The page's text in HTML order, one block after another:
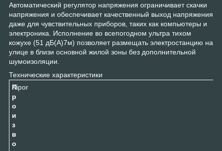
Автоматический регулятор напряжения ограничивает скачки
напряжения и обеспечивает качественный выход напряжения
даже для чувствительных приборов, таких как компьютеры и
электроника. Исполнение во всепогодном ультра тихом
кожухе (51 дБ(А)7м) позволяет размещать электростанцию на
улице в близи основной жилой зоны без дополнительной
шумоизоляции.
Технические характеристики
П
р
о
и
з
в
о
Kipor